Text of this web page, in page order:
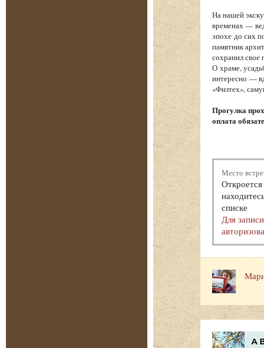
На нашей
временах —
эпохе до сих
памятник
сохранил свое
О храме,
интересно —
«Физтех»,
Прогулка
оплата
Место
списке
Для